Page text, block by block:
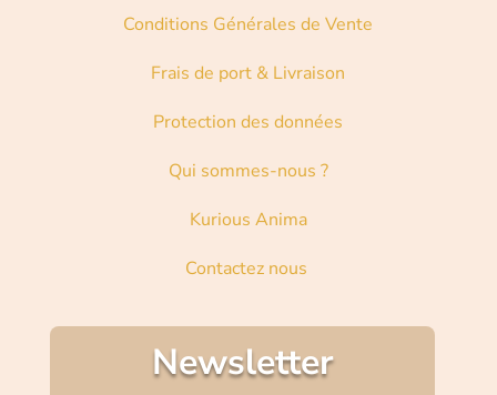
Conditions Générales de Vente
Frais de port & Livraison
Protection des données
Qui sommes-nous ?
Kurious Anima
Contactez nous
Newsletter